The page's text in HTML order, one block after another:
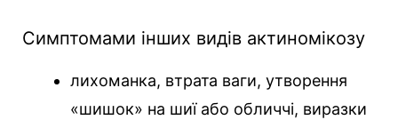
Симптомами інших видів актиномікозу
лихоманка, втрата ваги, утворення
«шишок» на шиї або обличчі, виразки